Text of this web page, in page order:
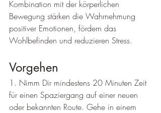
Kombination mit der körperlichen
Bewegung stärken die Wahrnehmung
positiver Emotionen, fördern das
Wohlbefinden und reduzieren Stress.
Vorgehen
1. Nimm Dir mindestens 20 Minuten Zeit
für einen Spaziergang auf einer neuen
oder bekannten Route. Gehe in einem